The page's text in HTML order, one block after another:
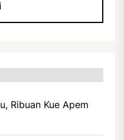
Ribuan Kue Apem